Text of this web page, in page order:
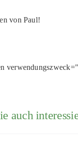
von Paul!
auch